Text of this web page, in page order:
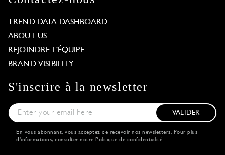
TREND DATA DASHBOARD
ABOUT US
REJOINDRE L'ÉQUIPE
BRAND VISIBILITY
S'inscrire à la newsletter
VALIDER
En vous abonnant, vous acceptez de recevoir nos newsletters. Pour plus
d'informations, consulter notre Politique de confidentialité.